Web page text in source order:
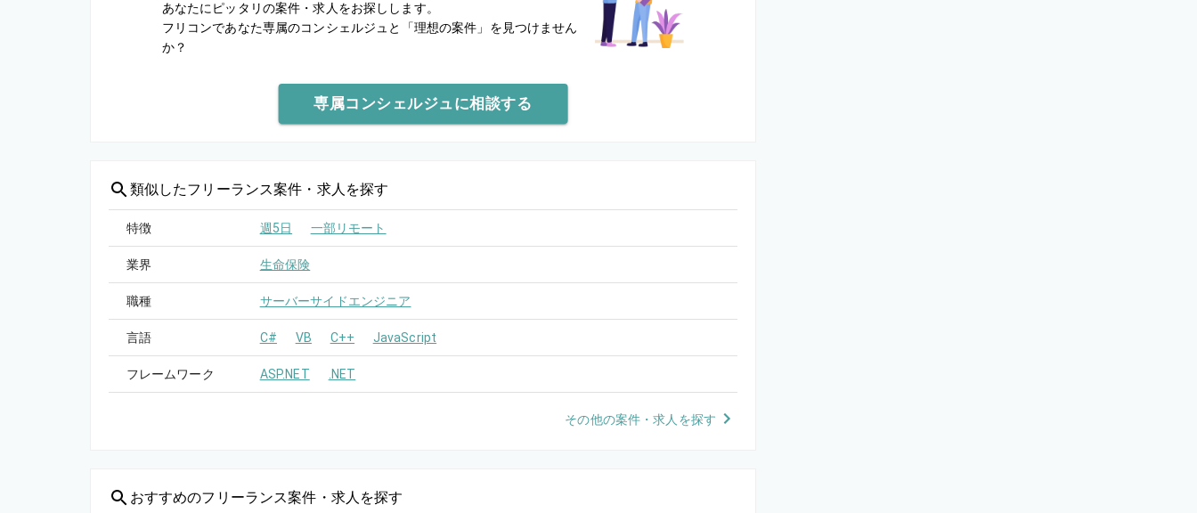
あなたにピッタリの案件・求人をお探しします。
フリコンであなた専属のコンシェルジュと
「理想の案件」を見つけません
か？
専属コンシェルジュに相談する
類似したフリーランス案件・求人を探す
特徴 週5日 一部リモート
業界 生命保険
職種 サーバーサイドエンジニア
言語 C# VB C++ JavaScript
フレームワーク ASP.NET .NET
その他の案件・求人を探す
おすすめのフリーランス案件・求人を探す